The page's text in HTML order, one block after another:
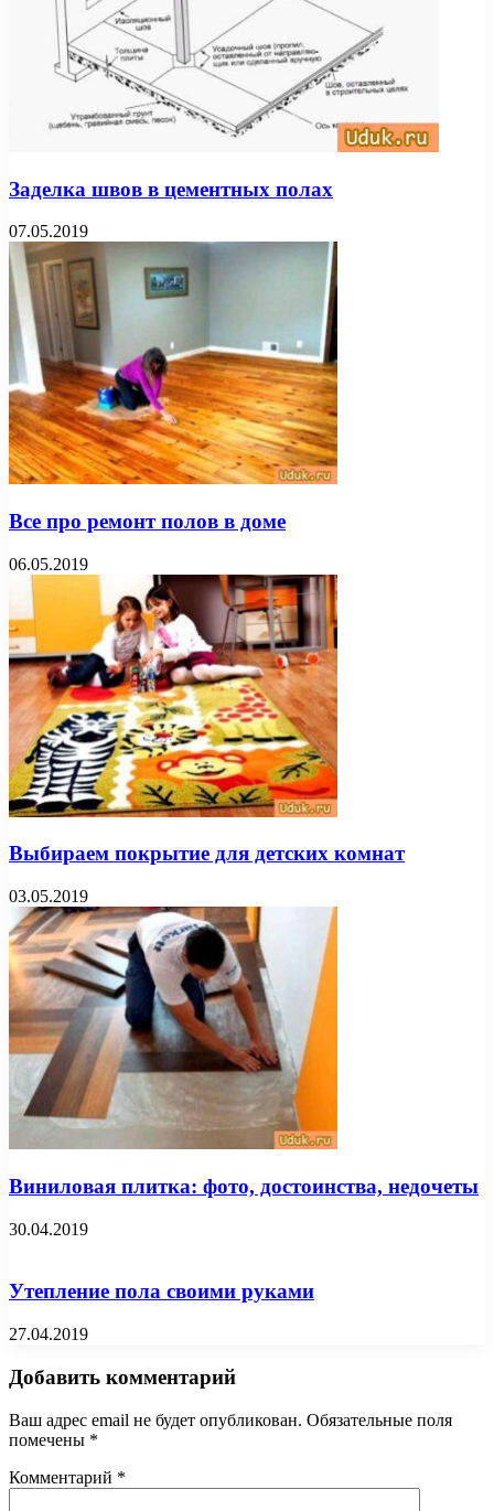
Заделка швов в цементных полах
07.05.2019
Все про ремонт полов в доме
06.05.2019
Выбираем покрытие для детских комнат
03.05.2019
Виниловая плитка: фото, достоинства, недочеты
30.04.2019
Утепление пола своими руками
27.04.2019
Добавить комментарий
Ваш адрес email не будет опубликован. Обязательные поля
помечены *
Комментарий *